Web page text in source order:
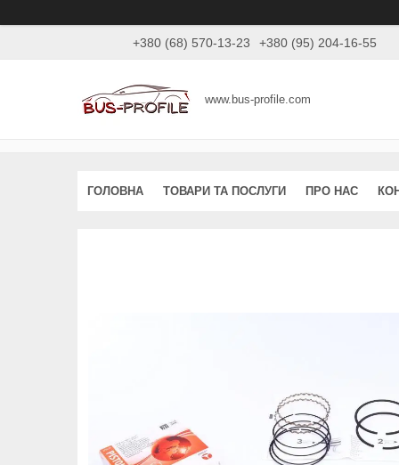
+380 (68) 570-13-23 +380 (95) 204-16-55
www.bus-profile.com
ГОЛОВНА ТОВАРИ ТА ПОСЛУГИ ПРО НАС